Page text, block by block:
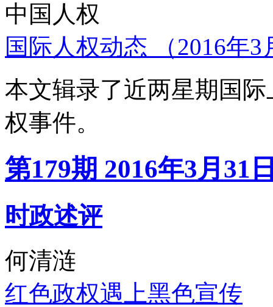
中国人权
国际人权动态 （2016年
本文辑录了近两星期国
权事件。
第179期 2016年3月31
时政述评
何清涟
红色政权遇上黑色宣传